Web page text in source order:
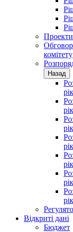
Проекти
комітету
Назад
рік
рік
рік
рік
рік
рік
рік
Відкриті дані
Бюджет